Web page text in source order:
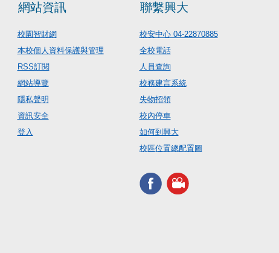
網站資訊
校園智財網
本校個人資料保護與管理
RSS訂閱
網站導覽
隱私聲明
資訊安全
登入
聯繫興大
校安中心 04-22870885
全校電話
人員查詢
校務建言系統
失物招領
校內停車
如何到興大
校區位置總配置圖